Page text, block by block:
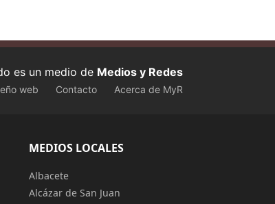
es un medio de Medios y Redes
web Contacto Acerca de MyR
MEDIOS LOCALES
Albacete
Alcázar de San Juan